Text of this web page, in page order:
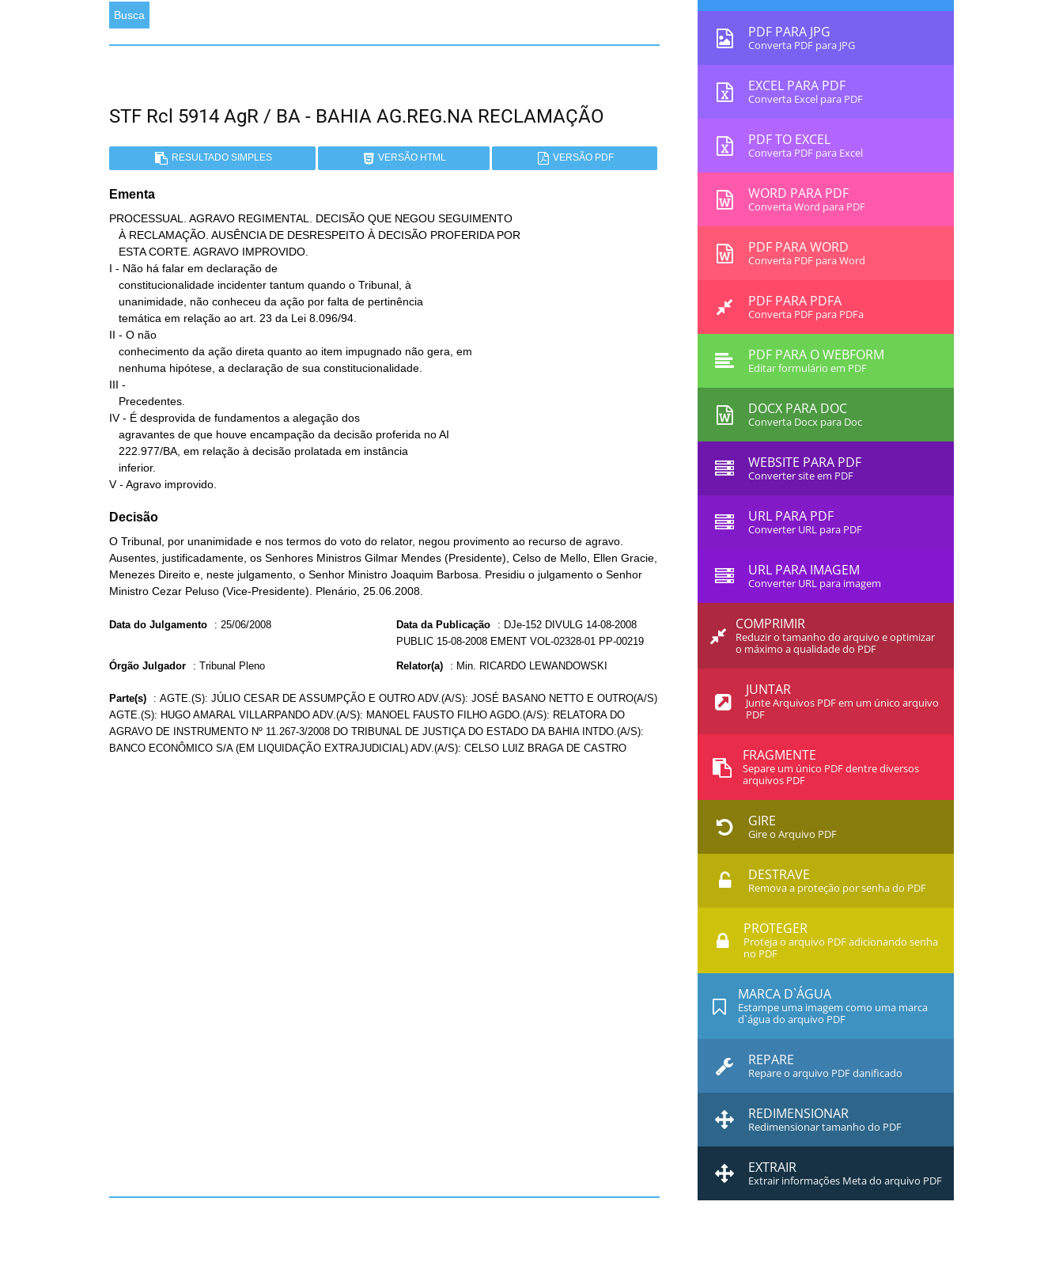
Busca
STF Rcl 5914 AgR / BA - BAHIA AG.REG.NA RECLAMAÇÃO
RESULTADO SIMPLES VERSÃO HTML VERSÃO PDF
Ementa
PROCESSUAL. AGRAVO REGIMENTAL. DECISÃO QUE NEGOU SEGUIMENTO
I - Não há falar em declaração de
II - O não
III -
IV - É desprovida de fundamentos a alegação dos
V - Agravo improvido.
Decisão
O Tribunal, por unanimidade e nos termos do voto do relator, negou provimento ao recurso de agravo.
Ausentes, justificadamente, os Senhores Ministros Gilmar Mendes (Presidente), Celso de Mello, Ellen Gracie,
Menezes Direito e, neste julgamento, o Senhor Ministro Joaquim Barbosa. Presidiu o julgamento o Senhor
Ministro Cezar Peluso (Vice-Presidente). Plenário, 25.06.2008.
Data do Julgamento : 25/06/2008 Data da Publicação : DJe-152 DIVULG 14-08-2008
PUBLIC 15-08-2008 EMENT VOL-02328-01 PP-00219
Órgão Julgador : Tribunal Pleno Relator(a) : Min. RICARDO LEWANDOWSKI
Parte(s) : AGTE.(S): JÚLIO CESAR DE ASSUMPÇÃO E OUTRO ADV.(A/S): JOSÉ BASANO NETTO E OUTRO(A/S)
AGTE.(S): HUGO AMARAL VILLARPANDO ADV.(A/S): MANOEL FAUSTO FILHO AGDO.(A/S): RELATORA DO
AGRAVO DE INSTRUMENTO Nº 11.267-3/2008 DO TRIBUNAL DE JUSTIÇA DO ESTADO DA BAHIA INTDO.(A/S):
BANCO ECONÔMICO S/A (EM LIQUIDAÇÃO EXTRAJUDICIAL) ADV.(A/S): CELSO LUIZ BRAGA DE CASTRO
PDF PARA JPG
Converta PDF para JPG
EXCEL PARA PDF
Converta Excel para PDF
PDF TO EXCEL
Converta PDF para Excel
WORD PARA PDF
Converta Word para PDF
PDF PARA WORD
Converta PDF para Word
PDF PARA PDFA
Converta PDF para PDFa
PDF PARA O WEBFORM
Editar formulário em PDF
DOCX PARA DOC
Converta Docx para Doc
WEBSITE PARA PDF
Converter site em PDF
URL PARA PDF
Converter URL para PDF
URL PARA IMAGEM
Converter URL para imagem
COMPRIMIR
Reduzir o tamanho do arquivo e optimizar
o máximo a qualidade do PDF
JUNTAR
Junte Arquivos PDF em um único arquivo
PDF
FRAGMENTE
Separe um único PDF dentre diversos
arquivos PDF
GIRE
Gire o Arquivo PDF
DESTRAVE
Remova a proteção por senha do PDF
PROTEGER
Proteja o arquivo PDF adicionando senha
no PDF
MARCA D`ÁGUA
Estampe uma imagem como uma marca
d`água do arquivo PDF
REPARE
Repare o arquivo PDF danificado
REDIMENSIONAR
Redimensionar tamanho do PDF
EXTRAIR
Extrair informações Meta do arquivo PDF